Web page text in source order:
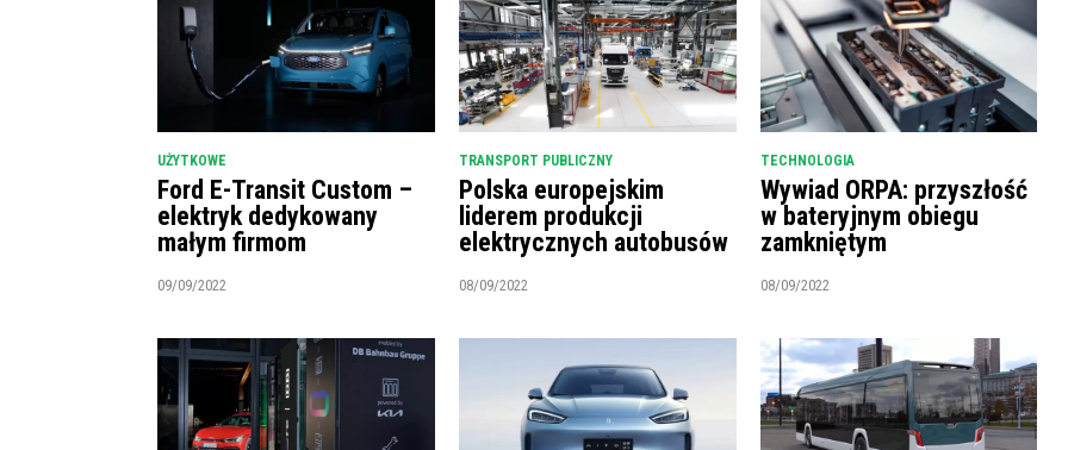
UŻYTKOWE
Ford E-Transit Custom –
elektryk dedykowany
małym firmom
09/09/2022
TRANSPORT PUBLICZNY
Polska europejskim
liderem produkcji
elektrycznych autobusów
08/09/2022
TECHNOLOGIA
Wywiad ORPA: przyszłość
w bateryjnym obiegu
zamkniętym
08/09/2022